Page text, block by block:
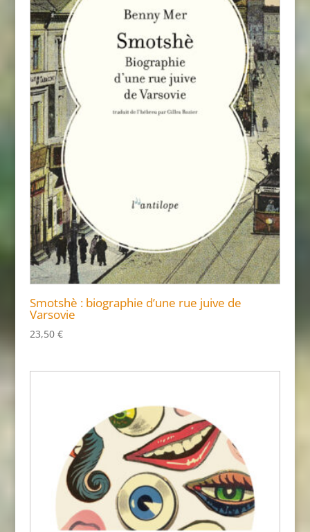
Smotshè : biographie d’une rue juive de
Varsovie
23,50 €